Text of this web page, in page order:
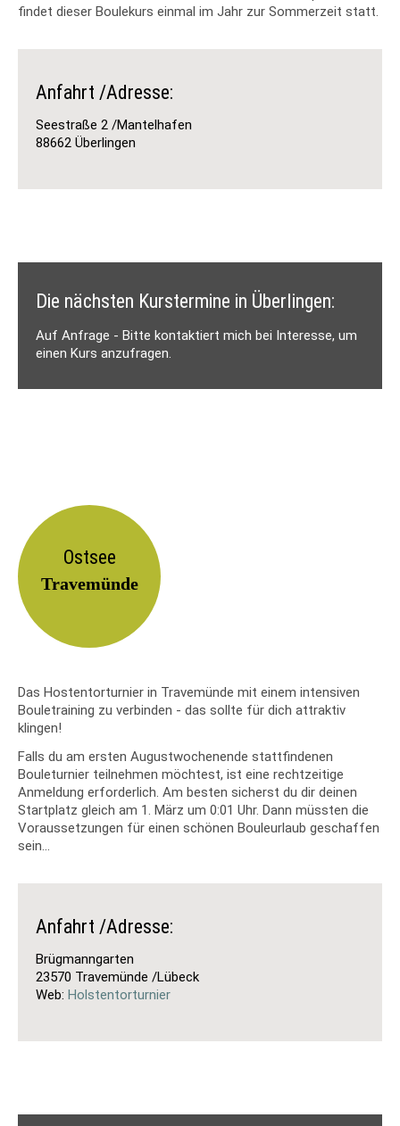
findet dieser Boulekurs einmal im Jahr zur Sommerzeit statt.
Anfahrt /Adresse:
Seestraße 2 /Mantelhafen
88662 Überlingen
Die nächsten Kurstermine in Überlingen:
Auf Anfrage - Bitte kontaktiert mich bei Interesse, um
einen Kurs anzufragen.
Ostsee
Travemünde
Das Hostentorturnier in Travemünde mit einem intensiven
Bouletraining zu verbinden - das sollte für dich attraktiv
klingen!
Falls du am ersten Augustwochenende stattfindenen
Bouleturnier teilnehmen möchtest, ist eine rechtzeitige
Anmeldung erforderlich. Am besten sicherst du dir deinen
Startplatz gleich am 1. März um 0:01 Uhr. Dann müssten die
Voraussetzungen für einen schönen Bouleurlaub geschaffen
sein...
Anfahrt /Adresse:
Brügmanngarten
23570 Travemünde /Lübeck
Web: Holstentorturnier